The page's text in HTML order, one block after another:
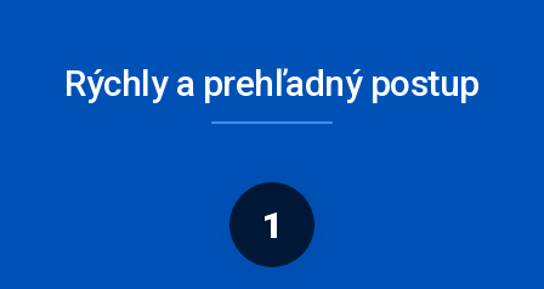
Rýchly a prehľadný postup
1